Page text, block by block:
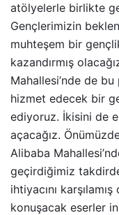
atölyelerle birlikte
Gençlerimizin
muhteşem bir
kazandırmış
Mahallesi’nde de
hizmet edecek bir
ediyoruz. İkisini de
açacağız.
Alibaba
geçirdiğimiz
ihtiyacını
konuşacak eserler